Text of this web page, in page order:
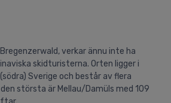
verkar ännu inte ha
skidturisterna. Orten ligger i
Sverige och består av flera
största är Mellau/Damüls med 109